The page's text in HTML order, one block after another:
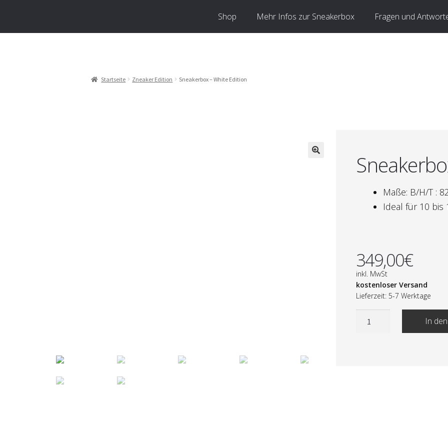
Shop Mehr Infos zur Sneakerbox Fragen und
Startseite Zneaker Edition Sneakerbox – White Edition
Maße: B/H/T :
Ideal für 10 bis
349,00€
inkl. MwSt
kostenloser Versand
Lieferzeit: 5-7 Werktage
In